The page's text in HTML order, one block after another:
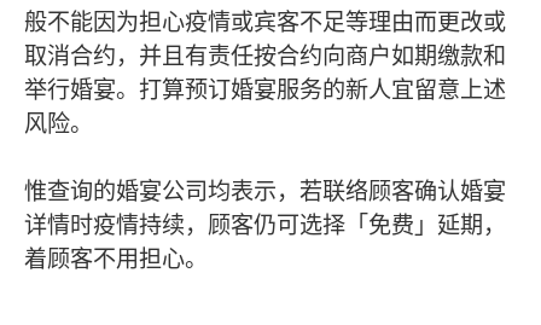
般不能因为担心疫情或宾客不足等理由而更改或
取消合约，并且有责任按合约向商户如期缴款和
举行婚宴。打算预订婚宴服务的新人宜留意上述
风险。
惟查询的婚宴公司均表示，若联络顾客确认婚宴
详情时疫情持续，顾客仍可选择「免费」延期，
着顾客不用担心。